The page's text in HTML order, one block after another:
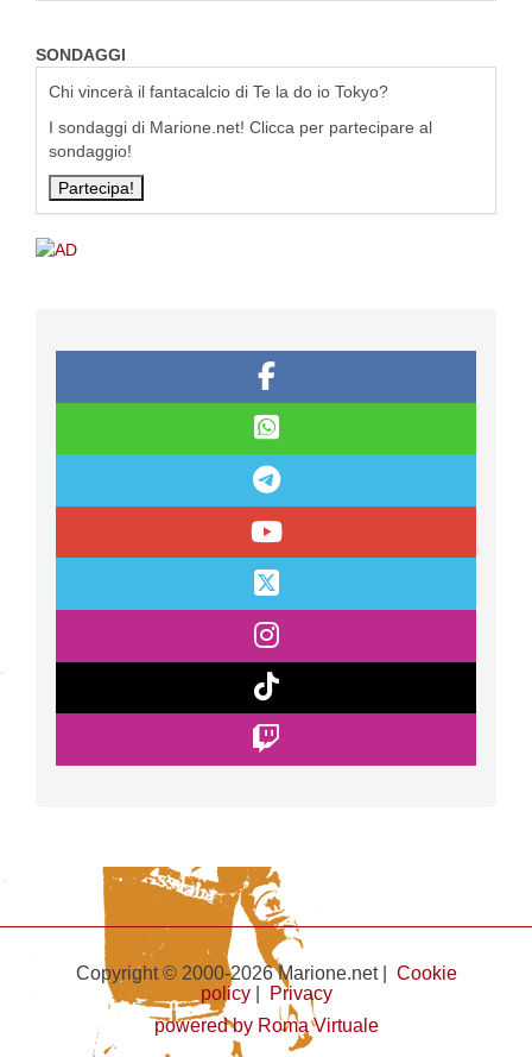
SONDAGGI
Chi vincerà il fantacalcio di Te la do io Tokyo?
I sondaggi di Marione.net! Clicca per partecipare al
sondaggio!
Copyright © 2000-2026 Marione.net | Cookie
policy|
Privacy
powered by Roma Virtuale